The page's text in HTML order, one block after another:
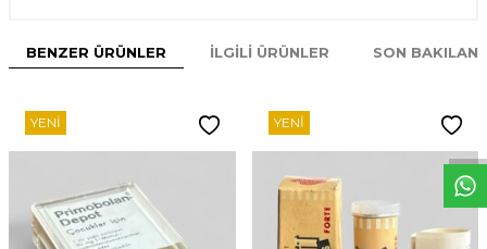
W
h
t
s
p
p
D
e
s
e
H
a
t
t
BENZER ÜRÜNLER İLGILI ÜRÜNLER SON
YENI YENI